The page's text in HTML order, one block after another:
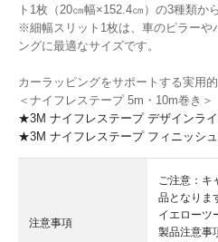
ト1枚（20㎝幅×152.4㎝）の3種類か
※細幅スリット1枚は、車のピラーや
ングに最適なサイズです。
カーラッピングをサポートする実用
＜ナイフレステープ 5m・10m巻き＞
★3M ナイフレステープ デザインラ
★3M ナイフレステープ フィニッシ
注意事項
ご注意：キ
品となりま
イエローツ
製品注意事